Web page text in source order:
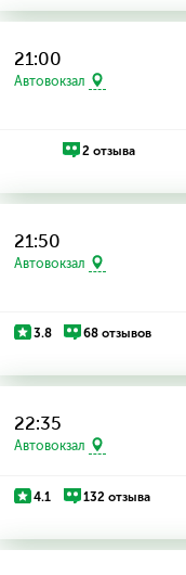
21:00
Автовокзал
2 отзыва
21:50
Автовокзал
3.8 68 отзывов
22:35
Автовокзал
4.1 132 отзыва